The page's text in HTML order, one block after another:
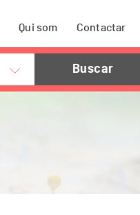
Qui som Contactar